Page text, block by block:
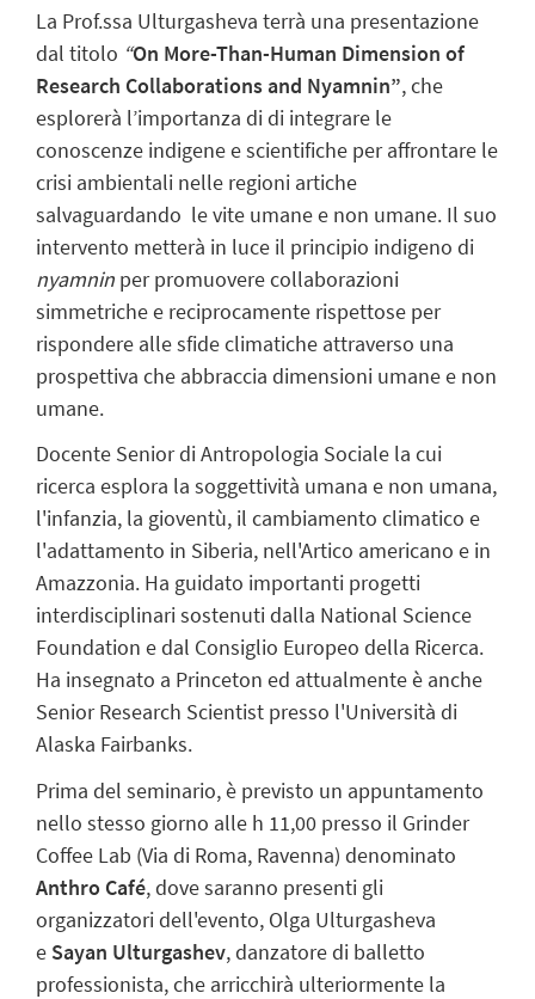
La Prof.ssa Ulturgasheva terrà una presentazione
dal titolo “On More-Than-Human Dimension of
Research Collaborations and Nyamnin”, che
esplorerà l’importanza didi integrare le
conoscenze indigene e scientifiche per affrontare le
crisi ambientali nelle regioni artiche
salvaguardando le vite umane e non umane. Il suo
intervento metterà in luce il principio indigeno di
nyamnin per promuovere collaborazioni
simmetriche e reciprocamente rispettose per
rispondere alle sfide climatiche attraverso una
prospettiva che abbraccia dimensioni umane e non
umane.
Docente Senior di Antropologia Sociale la cui
ricerca esplora la soggettività umana e non umana,
l'infanzia, la gioventù, il cambiamento climatico e
l'adattamento in Siberia, nell'Artico americano e in
Amazzonia. Ha guidato importanti progetti
interdisciplinari sostenuti dalla National Science
Foundation e dal Consiglio Europeo della Ricerca.
Ha insegnato a Princeton ed attualmente è anche
Senior Research Scientist presso l'Università di
Alaska Fairbanks.
Prima del seminario, è previsto un appuntamento
nello stesso giorno alle h 11,00 presso il Grinder
Coffee Lab (Via di Roma, Ravenna) denominato
Anthro Café, dove saranno presenti gli
organizzatori dell'evento, Olga Ulturgasheva
e Sayan Ulturgashev, danzatore di balletto
professionista, che arricchirà ulteriormente la